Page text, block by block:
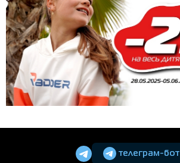
телеграм-бот